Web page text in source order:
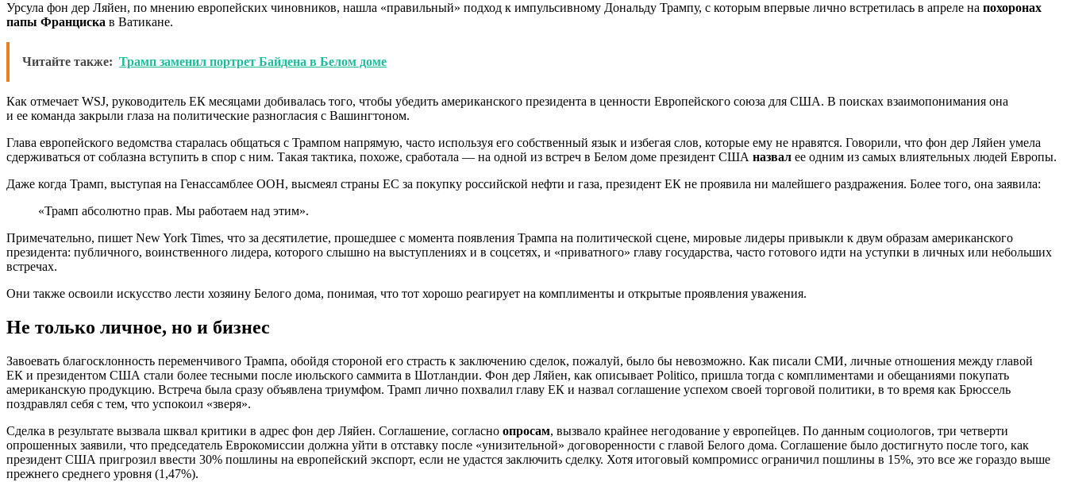
Урсула фон дер Ляйен, по мнению европейских чиновников, нашла «правильный» подход к импульсивному Дональду Трампу, с которым впервые лично встретилась в апреле на похоронах
папы Франциска в Ватикане.
Читайте также: Трамп заменил портрет Байдена в Белом доме
Как отмечает WSJ, руководитель ЕК месяцами добивалась того, чтобы убедить американского президента в ценности Европейского союза для США. В поисках взаимопонимания она
и ее команда закрыли глаза на политические разногласия с Вашингтоном.
Глава европейского ведомства старалась общаться с Трампом напрямую, часто используя его собственный язык и избегая слов, которые ему не нравятся. Говорили, что фон дер Ляйен умела
сдерживаться от соблазна вступить в спор с ним. Такая тактика, похоже, сработала — на одной из встреч в Белом доме президент США назвал ее одним из самых влиятельных людей Европы.
Даже когда Трамп, выступая на Генассамблее ООН, высмеял страны ЕС за покупку российской нефти и газа, президент ЕК не проявила ни малейшего раздражения. Более того, она заявила:
«Трамп абсолютно прав. Мы работаем над этим».
Примечательно, пишет New York Times, что за десятилетие, прошедшее с момента появления Трампа на политической сцене, мировые лидеры привыкли к двум образам американского
президента: публичного, воинственного лидера, которого слышно на выступлениях и в соцсетях, и «приватного» главу государства, часто готового идти на уступки в личных или небольших
встречах.
Они также освоили искусство лести хозяину Белого дома, понимая, что тот хорошо реагирует на комплименты и открытые проявления уважения.
Не только личное, но и бизнес
Завоевать благосклонность переменчивого Трампа, обойдя стороной его страсть к заключению сделок, пожалуй, было бы невозможно. Как писали СМИ, личные отношения между главой
ЕК и президентом США стали более тесными после июльского саммита в Шотландии. Фон дер Ляйен, как описывает Politico, пришла тогда с комплиментами и обещаниями покупать
американскую продукцию. Встреча была сразу объявлена триумфом. Трамп лично похвалил главу ЕК и назвал соглашение успехом своей торговой политики, в то время как Брюссель
поздравлял себя с тем, что успокоил «зверя».
Сделка в результате вызвала шквал критики в адрес фон дер Ляйен. Соглашение, согласно опросам, вызвало крайнее негодование у европейцев. По данным социологов, три четверти
опрошенных заявили, что председатель Еврокомиссии должна уйти в отставку после «унизительной» договоренности с главой Белого дома. Соглашение было достигнуто после того, как
президент США пригрозил ввести 30% пошлины на европейский экспорт, если не удастся заключить сделку. Хотя итоговый компромисс ограничил пошлины в 15%, это все же гораздо выше
прежнего среднего уровня (1,47%).